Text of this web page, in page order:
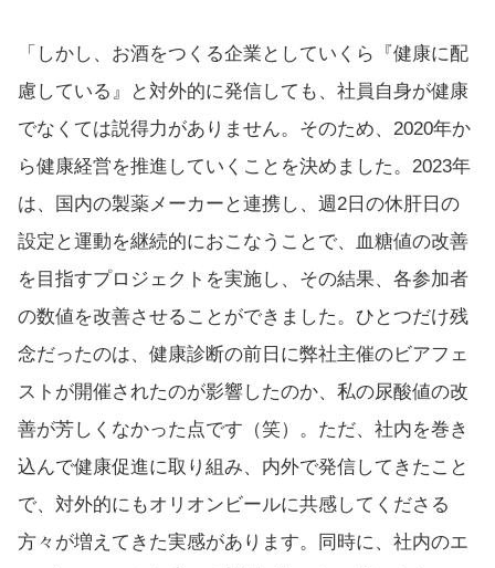
「しかし、お酒をつくる企業としていくら『健康に配
慮している』と対外的に発信しても、社員自身が健康
でなくては説得力がありません。そのため、2020年か
ら健康経営を推進していくことを決めました。2023年
は、国内の製薬メーカーと連携し、週2日の休肝日の
設定と運動を継続的におこなうことで、血糖値の改善
を目指すプロジェクトを実施し、その結果、各参加者
の数値を改善させることができました。ひとつだけ残
念だったのは、健康診断の前日に弊社主催のビアフェ
ストが開催されたのが影響したのか、私の尿酸値の改
善が芳しくなかった点です（笑）。ただ、社内を巻き
込んで健康促進に取り組み、内外で発信してきたこと
で、対外的にもオリオンビールに共感してくださる
方々が増えてきた実感があります。同時に、社内のエ